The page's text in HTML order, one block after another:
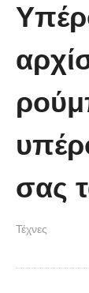
(video)
σας
Τέχνες